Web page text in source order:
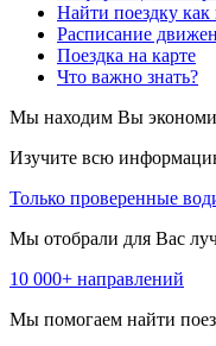
Найти поездку как
Расписание
Поездка на карте
Что важно знать?
Мы находим Вы
Изучите всю
Только проверенные
Мы отобрали для Вас
10 000+ направлений
Мы помогаем найти